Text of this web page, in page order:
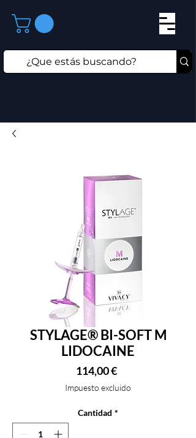
STYLAGE® BI-SOFT M
LIDOCAINE
114,00 €Precio
Impuesto excluido
Cantidad *